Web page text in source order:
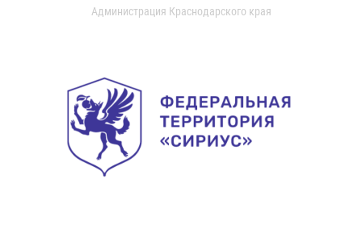
Администрация Краснодарского края